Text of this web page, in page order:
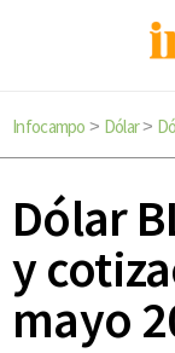
Infocampo > Dólar>
Dólar
y
mayo